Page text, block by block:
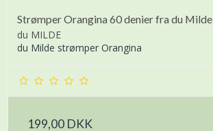
Strømper Orangina 60 denier fra du Milde
du MILDE
du Milde strømper Orangina
199,00 DKK